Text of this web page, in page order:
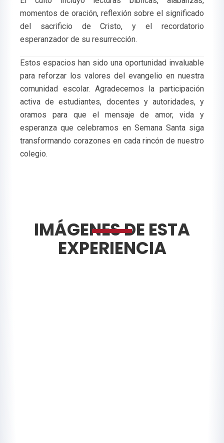
momentos de oración, reflexión sobre el significado
del sacrificio de Cristo, y el recordatorio
esperanzador de su resurrección.
Estos espacios han sido una oportunidad invaluable
para reforzar los valores del evangelio en nuestra
comunidad escolar. Agradecemos la participación
activa de estudiantes, docentes y autoridades, y
oramos para que el mensaje de amor, vida y
esperanza que celebramos en Semana Santa siga
transformando corazones en cada rincón de nuestro
colegio.
IMÁGENES DE ESTA
EXPERIENCIA